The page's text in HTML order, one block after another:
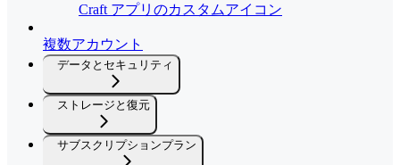
Craft アプリのカスタムアイコン
複数アカウント
データとセキュリティ
ストレージと復元
サブスクリプションプラン